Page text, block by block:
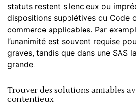
statuts restent silencieux ou
dispositions supplétives du Code
commerce applicables. Par
l’unanimité est souvent requise
graves, tandis que dans une SAS
grande.
Trouver des solutions amiables
contentieux